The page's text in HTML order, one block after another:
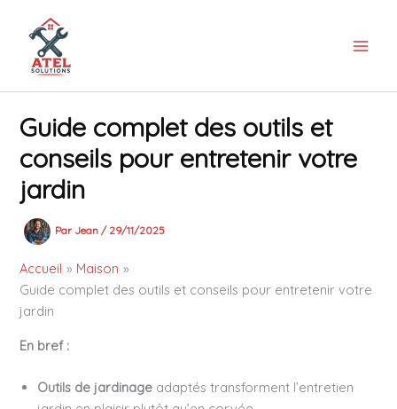
contenu
Guide complet des outils et
conseils pour entretenir votre
jardin
Par Jean/ 29/11/2025
Accueil
Maison
Guide complet des outils et conseils pour entretenir votre
jardin
En bref :
Outils de jardinage adaptés transforment l’entretien